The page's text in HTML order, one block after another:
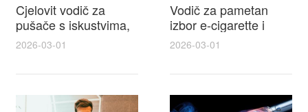
Cjelovit vodič za
pušače s iskustvima,
recenzijama i
cigarette na e cigareta
2026-03-01
Vodič za pametan
izbor e-cigarette i
savjeti kako postići
elektronske cigarete
2026-03-01